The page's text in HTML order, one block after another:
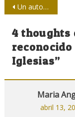
de
entradas
Un autor, un logo y un congreso
4 thoughts
Iglesias”
Maria
abril 13,